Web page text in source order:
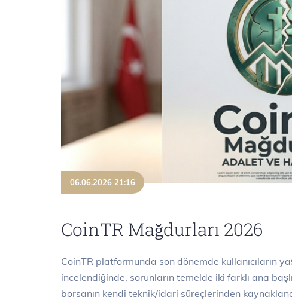
06.06.2026 21:16
CoinTR Mağdurları 2026
CoinTR platformunda son dönemde kullanıcıların
incelendiğinde, sorunların temelde iki farklı ana
borsanın kendi teknik/idari süreçlerinden